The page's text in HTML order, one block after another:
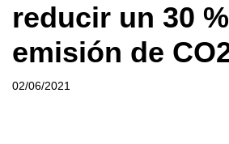
reducir un 30
emisión de
02/06/2021